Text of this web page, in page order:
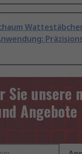
Sie unsere
Angebote